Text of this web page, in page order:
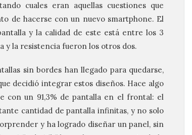
cuales eran aquellas cuestiones que
de hacerse con un nuevo smartphone. El
y la calidad de este está entre los 3
y la resistencia fueron los otros dos.
sin bordes han llegado para quedarse,
decidió integrar estos diseños. Hace algo
con un 91,3% de pantalla en el frontal: el
cantidad de pantalla infinitas, y no solo
y ha logrado diseñar un panel, sin